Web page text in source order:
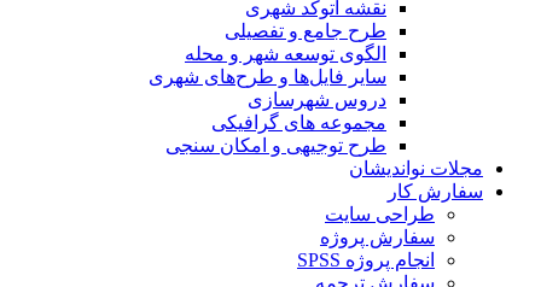
نقشه اتوکد شهری
طرح جامع و تفصیلی
الگوی توسعه شهر و محله
سایر فایل‌ها و طرح‌های شهری
دروس شهرسازی
مجموعه های گرافیکی
طرح توجیهی و امکان سنجی
مجلات نواندیشان
سفارش کار
طراحی سایت
سفارش پروژه
انجام پروژه SPSS
سفارش ترجمه